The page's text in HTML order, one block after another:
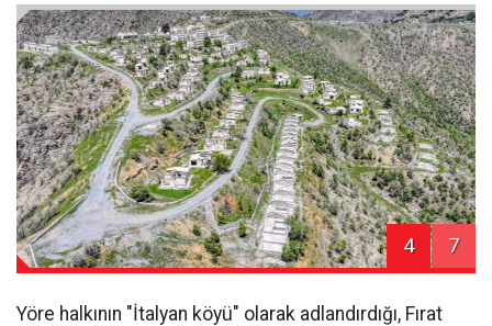
4 7
Yöre halkının "İtalyan köyü" olarak adlandırdığı, Fırat